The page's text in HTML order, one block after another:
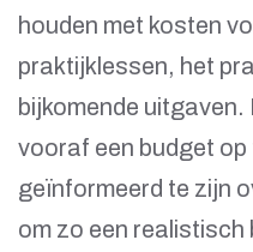
houden met kosten
praktijklessen, het
bijkomende
vooraf een budget op
geïnformeerd te zijn
om zo een realistisch